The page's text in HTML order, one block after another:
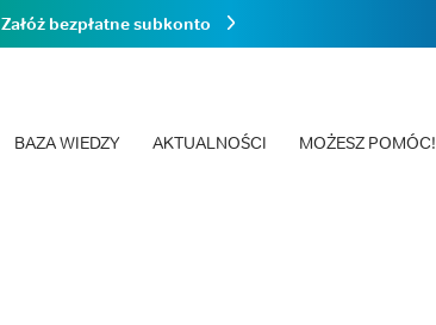
BAZA WIEDZY AKTUALNOŚCI MOŻESZ POMÓC!
Załóż bezpłatne subkonto